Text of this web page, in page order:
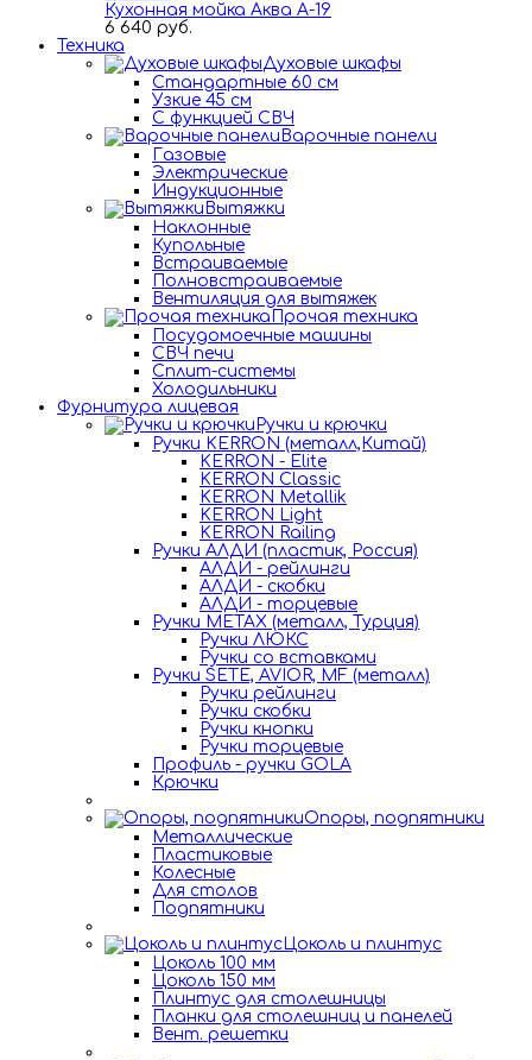
Кухонная мойка Аква А-19
6 640 руб.
Техника
Духовые шкафы
Стандартные 60 см
Узкие 45 см
С функцией СВЧ
Варочные панели
Газовые
Электрические
Индукционные
Вытяжки
Наклонные
Купольные
Встраиваемые
Полновстраиваемые
Вентиляция для вытяжек
Прочая техника
Посудомоечные машины
СВЧ печи
Сплит-системы
Холодильники
Фурнитура лицевая
Ручки и крючки
Ручки KERRON (металл,Китай)
KERRON - Elite
KERRON Classic
KERRON Metallik
KERRON Light
KERRON Railing
Ручки АЛДИ (пластик, Россия)
АЛДИ - рейлинги
АЛДИ - скобки
АЛДИ - торцевые
Ручки METAX (металл, Турция)
Ручки ЛЮКС
Ручки со вставками
Ручки SETE, AVIOR, MF (металл)
Ручки рейлинги
Ручки скобки
Ручки кнопки
Ручки торцевые
Профиль - ручки GOLA
Крючки
Опоры, подпятники
Металлические
Пластиковые
Колесные
Для столов
Подпятники
Цоколь и плинтус
Цоколь 100 мм
Цоколь 150 мм
Плинтус для столешницы
Планки для столешниц и панелей
Вент. решетки